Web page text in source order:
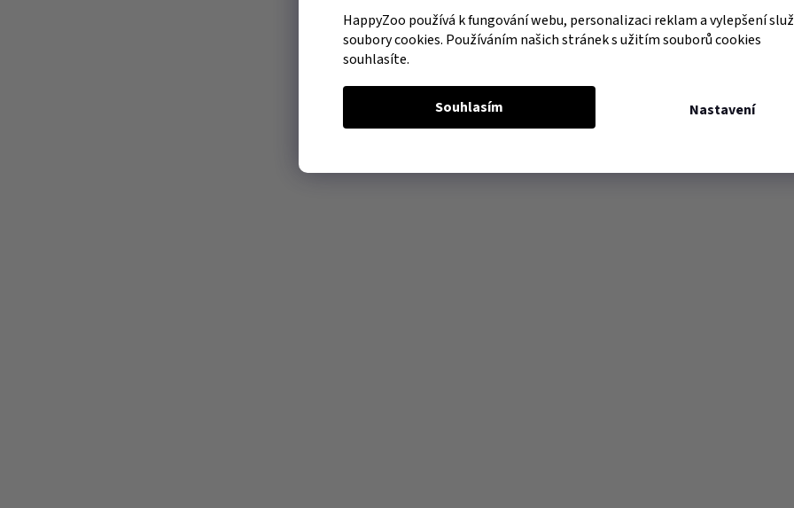
HappyZoo používá k fungování webu, personalizaci reklam a vylepšení
soubory cookies. Používáním našich stránek s užitím souborů cookies
souhlasíte.
Nastavení
Souhlasím